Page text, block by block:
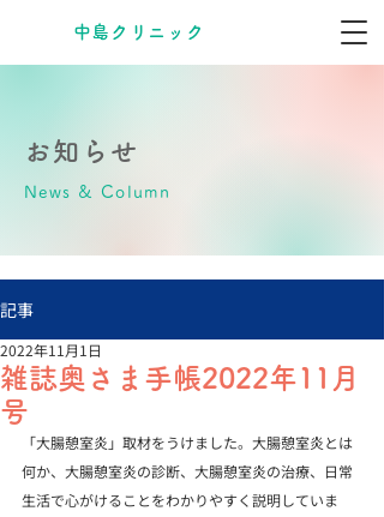
​中島クリニック
お知らせ
News & Column
記事
雑誌奥さま手帳2022年11月
号
2022年11月1日
「大腸憩室炎」取材をうけました。大腸憩室炎とは
何か、大腸憩室炎の診断、大腸憩室炎の治療、日常
生活で心がけることをわかりやすく説明していま